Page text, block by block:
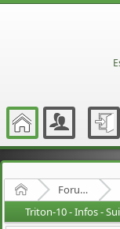
Accueil Forum Francophone de Puppy/Toutou Linux
Triton-10 - Infos -